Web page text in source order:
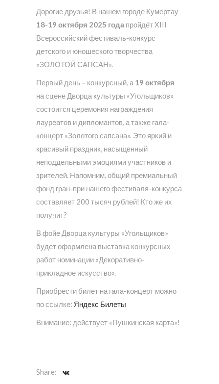
Дорогие друзья! В нашем городе Кумертау
18-19 октября 2025 года пройдёт XIII
Всероссийский фестиваль-конкурс
детского и юношеского творчества
«ЗОЛОТОЙ САПСАН».
Первый день – конкурсный, а 19 октября
на сцене Дворца культуры «Угольщиков»
состоится церемония награждения
лауреатов и дипломантов, а также гала-
концерт «Золотого сапсана». Это яркий и
красивый праздник, насыщенный
неподдельными эмоциями участников и
зрителей. Напомним, общий премиальный
фонд гран-при нашего фестиваля-конкурса
составляет 200 тысяч рублей! Кто же их
получит?
В фойе Дворца культуры «Угольщиков»
будет оформлена выставка конкурсных
работ номинации «Декоративно-
прикладное искусство».
Приобрести билет на гала-концерт можно
по ссылке: Яндекс Билеты
Внимание: действует «Пушкинская карта»!
Share: